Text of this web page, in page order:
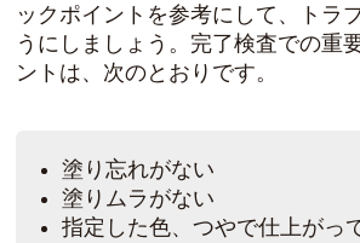
ックポイントを参考にして、トラ
うにしましょう。完了検査での重
ントは、次のとおりです。
塗り忘れがない
塗りムラがない
指定した色、つやで仕上がっ